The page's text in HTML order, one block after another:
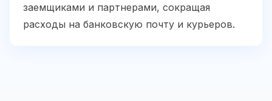
заемщиками и партнерами, сокращая
расходы на банковскую почту и курьеров.